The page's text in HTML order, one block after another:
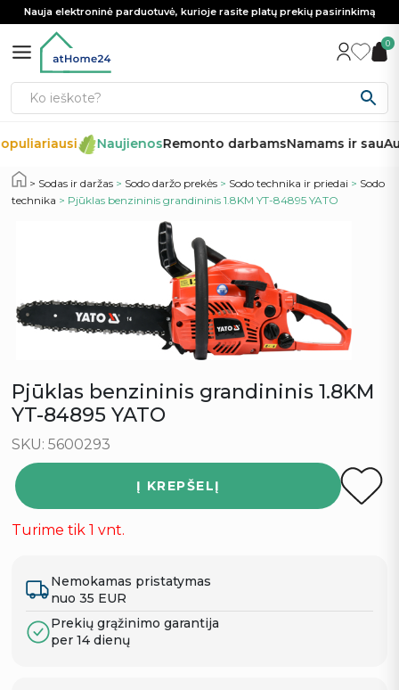
Nauja elektroninė parduotuvė, kurioje rasite platų prekių pasirinkimą
0
NaujienosRemonto darbamsNamams ir sau
Sodas ir daržas > Sodo daržo prekės > Sodo technika ir priedai > Sodo
technika > Pjūklas benzininis grandininis 1.8KM YT-84895 YATO
Pjūklas benzininis grandininis 1.8KM
YT-84895 YATO
SKU: 5600293
Į KREPŠELĮ
Turime tik 1 vnt.
Nemokamas pristatymas
nuo 35 EUR
Prekių grąžinimo garantija
per 14 dienų